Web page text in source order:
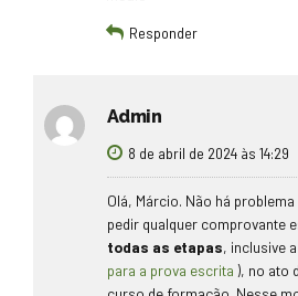
Responder
Admin
8 de abril de 2024 às 14:29
Olá, Márcio. Não há
pedir qualquer comprovante
todas as etapas, inclusive
para a prova escrita ), no ato